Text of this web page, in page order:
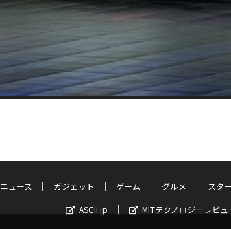
ニュース ガジェット ゲーム グルメ スタ
ASCII.jp
MITテクノロジーレビュ